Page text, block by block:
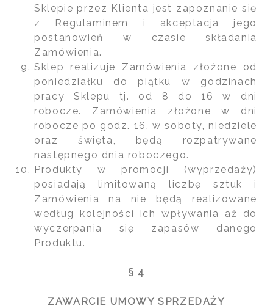
Sklepie przez Klienta jest zapoznanie się
z Regulaminem i akceptacja jego
postanowień w czasie składania
Zamówienia.
Sklep realizuje Zamówienia złożone od
poniedziałku do piątku w godzinach
pracy Sklepu tj. od 8 do 16 w dni
robocze. Zamówienia złożone w dni
robocze po godz. 16, w soboty, niedziele
oraz święta, będą rozpatrywane
następnego dnia roboczego.
Produkty w promocji (wyprzedaży)
posiadają limitowaną liczbę sztuk i
Zamówienia na nie będą realizowane
według kolejności ich wpływania aż do
wyczerpania się zapasów danego
Produktu.
§ 4
ZAWARCIE UMOWY SPRZEDAŻY